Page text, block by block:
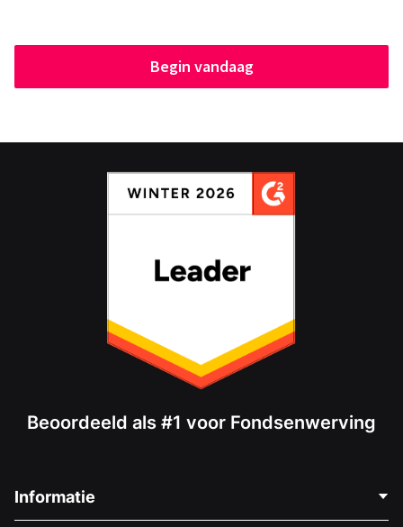
Begin vandaag
Beoordeeld als #1 voor Fondsenwerving
Informatie